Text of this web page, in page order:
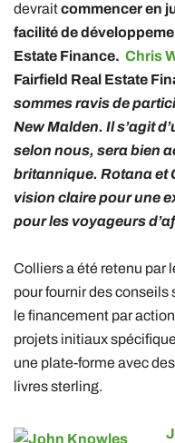
devraitcommencer en
facilité de
Estate Finance. Chris
Fairfield Real Estate
sommes ravis de
New Malden. Il s’agit
selon nous, sera bien
britannique. Rotana et
vision claire pour une
pour les voyageurs
Colliers a été retenu par
pour fournir des
le financement par
projets initiaux
une plate-forme avec
livres sterling.